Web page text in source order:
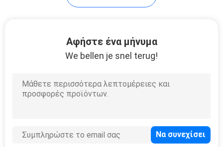
Πομποδέκτης ινών
Αφήστε ένα μήνυμα
We bellen je snel terug!